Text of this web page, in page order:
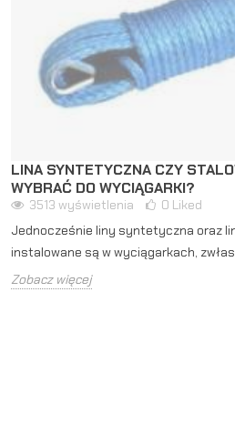
KONSERWACJA LINY STALOWEJ
4263wyświetlenia